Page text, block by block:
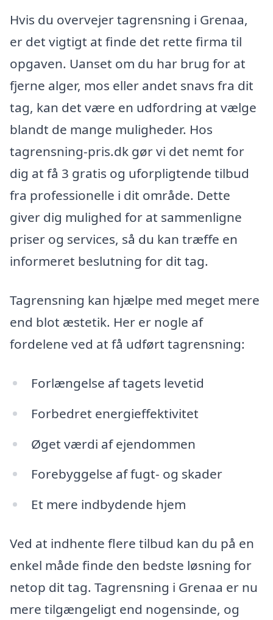
Hvis du overvejer tagrensning i Grenaa,
er det vigtigt at finde det rette firma til
opgaven. Uanset om du har brug for at
fjerne alger, mos eller andet snavs fra dit
tag, kan det være en udfordring at vælge
blandt de mange muligheder. Hos
tagrensning-pris.dk gør vi det nemt for
dig at få 3 gratis og uforpligtende tilbud
fra professionelle i dit område. Dette
giver dig mulighed for at sammenligne
priser og services, så du kan træffe en
informeret beslutning for dit tag.
Tagrensning kan hjælpe med meget mere
end blot æstetik. Her er nogle af
fordelene ved at få udført tagrensning:
Forlængelse af tagets levetid
Forbedret energieffektivitet
Øget værdi af ejendommen
Forebyggelse af fugt- og skader
Et mere indbydende hjem
Ved at indhente flere tilbud kan du på en
enkel måde finde den bedste løsning for
netop dit tag. Tagrensning i Grenaa er nu
mere tilgængeligt end nogensinde, og